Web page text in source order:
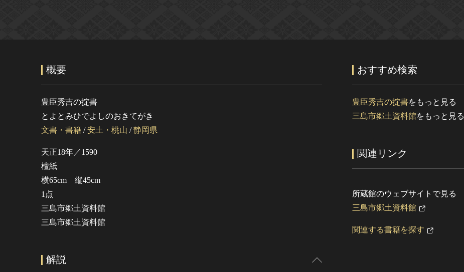
概要
豊臣秀吉の掟書
とよとみひでよしのおきてがき
文書・書籍 /安土・桃山 /静岡県
天正18年／1590
檀紙
横65cm 縦45cm
1点
三島市郷土資料館
三島市郷土資料館
解説
おすすめ検索
豊臣秀吉の掟書をもっと見る
三島市郷土資料館をもっと見る
関連リンク
所蔵館のウェブサイトで見る
三島市郷土資料館
関連する書籍を探す